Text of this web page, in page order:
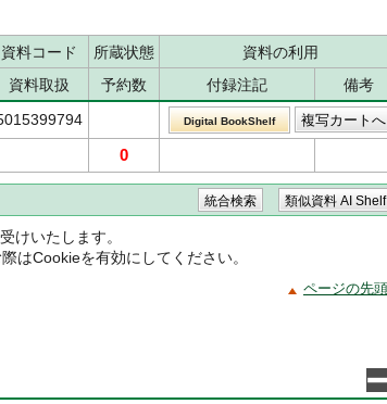
資料コード 所蔵状態
資料の利用
資料取扱 予約数 付録注記
備考
Digital BookShelf
0
けいたします。
はCookieを有効にしてください。
ページの先